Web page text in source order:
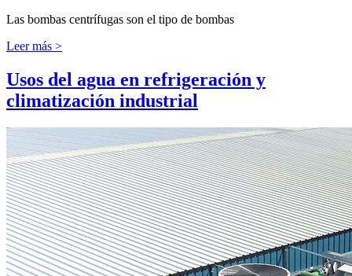
Las bombas centrífugas son el tipo de bombas
Leer más >
Usos del agua en refrigeración y
climatización industrial